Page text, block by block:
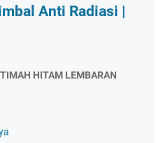
Anti Radiasi |
HITAM LEMBARAN